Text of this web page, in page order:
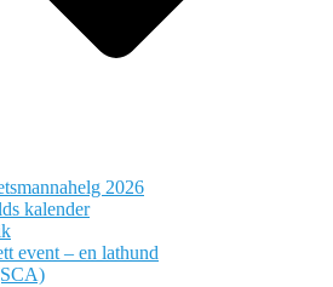
2026
kalender
event – en lathund